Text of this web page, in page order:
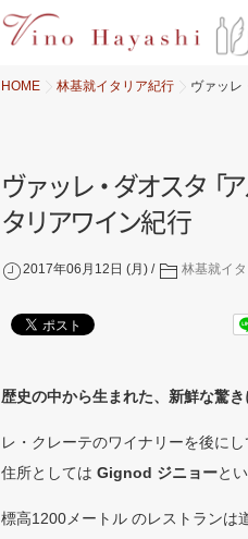
HOME 林基就イタリア紀行 ヴァッレ
ヴァッ レ・ ダオスタ「ア
タ リ アワイン紀行
2017年06月12日 (月) 林基就イ
歴史の中から生まれた、新鮮な驚
レ・クレーテのワイナリーを後に
住所としては Gignod ジニョーと
標高1200メートル のレストランは